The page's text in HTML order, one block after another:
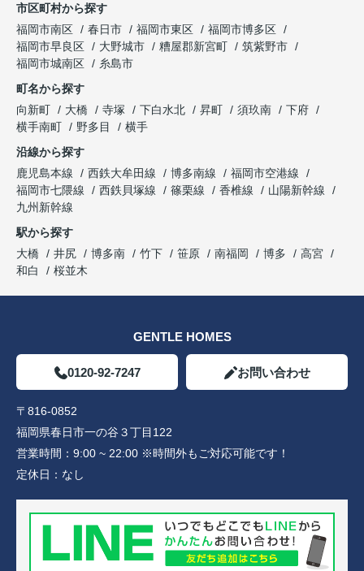
市区町村から探す
福岡市南区
春日市 福岡市東区
福岡市博多区
福岡市早良区
大野城市 糟屋郡新宮町
筑紫野市
福岡市城南区
糸島市
町名から探す
向新町
大橋 寺塚 下白水北 昇町 須玖南
下府
横手南町
野多目
横手
沿線から探す
鹿児島本線
西鉄大牟田線 博多南線
福岡市空港線
福岡市七隈線
西鉄貝塚線 篠栗線 香椎線
山陽新幹線
九州新幹線
駅から探す
大橋
井尻 博多南 竹下 笹原 南福岡 博多
高宮
和白
桜並木
GENTLE HOMES
0120-92-7247 お問い合わせ
〒816-0852
福岡県春日市一の谷３丁目122
営業時間： 9:00 ~ 22:00 ※時間外もご対応可能です！
定休日： なし